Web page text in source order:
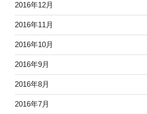
2016年12月
2016年11月
2016年10月
2016年9月
2016年8月
2016年7月